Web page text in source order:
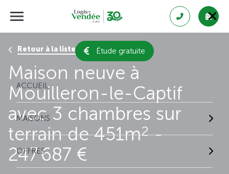
Étude gratuite
ACCUEIL
MAISONS
OFFRES
Retour à la liste des résultats
Maison neuve à
Mouilleron-le-Captif
avec 3 chambres sur
terrain de 451m2-
247 687 €